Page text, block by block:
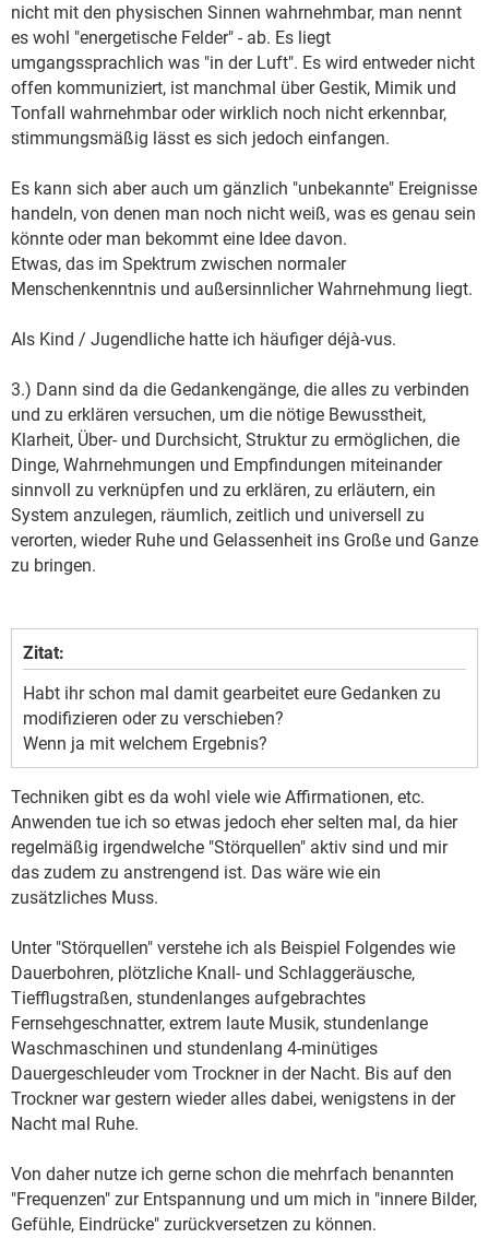
nicht mit den physischen Sinnen wahrnehmbar, man nennt
es wohl "energetische Felder" - ab. Es liegt
umgangssprachlich was "in der Luft". Es wird entweder nicht
offen kommuniziert, ist manchmal über Gestik, Mimik und
Tonfall wahrnehmbar oder wirklich noch nicht erkennbar,
stimmungsmäßig lässt es sich jedoch einfangen.
Es kann sich aber auch um gänzlich "unbekannte" Ereignisse
handeln, von denen man noch nicht weiß, was es genau sein
könnte oder man bekommt eine Idee davon.
Etwas, das im Spektrum zwischen normaler
Menschenkenntnis und außersinnlicher Wahrnehmung liegt.
Als Kind / Jugendliche hatte ich häufiger déjà-vus.
3.) Dann sind da die Gedankengänge, die alles zu verbinden
und zu erklären versuchen, um die nötige Bewusstheit,
Klarheit, Über- und Durchsicht, Struktur zu ermöglichen, die
Dinge, Wahrnehmungen und Empfindungen miteinander
sinnvoll zu verknüpfen und zu erklären, zu erläutern, ein
System anzulegen, räumlich, zeitlich und universell zu
verorten, wieder Ruhe und Gelassenheit ins Große und Ganze
zu bringen.
Zitat:
Habt ihr schon mal damit gearbeitet eure Gedanken zu
modifizieren oder zu verschieben?
Wenn ja mit welchem Ergebnis?
Techniken gibt es da wohl viele wie Affirmationen, etc.
Anwenden tue ich so etwas jedoch eher selten mal, da hier
regelmäßig irgendwelche "Störquellen" aktiv sind und mir
das zudem zu anstrengend ist. Das wäre wie ein
zusätzliches Muss.
Unter "Störquellen" verstehe ich als Beispiel Folgendes wie
Dauerbohren, plötzliche Knall- und Schlaggeräusche,
Tiefflugstraßen, stundenlanges aufgebrachtes
Fernsehgeschnatter, extrem laute Musik, stundenlange
Waschmaschinen und stundenlang 4-minütiges
Dauergeschleuder vom Trockner in der Nacht. Bis auf den
Trockner war gestern wieder alles dabei, wenigstens in der
Nacht mal Ruhe.
Von daher nutze ich gerne schon die mehrfach benannten
"Frequenzen" zur Entspannung und um mich in "innere Bilder,
Gefühle, Eindrücke" zurückversetzen zu können.